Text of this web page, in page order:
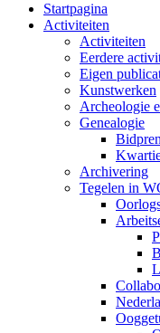
Startpagina
Activiteiten
Activiteiten
Eerdere
Eigen
Kunstwerken
Archeologie
Genealogie
Archivering
Tegelen in